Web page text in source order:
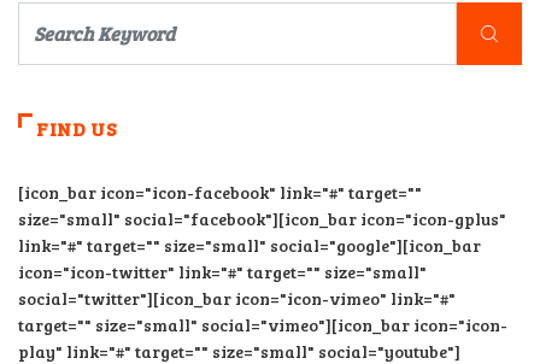
FIND US
[icon_bar icon="icon-facebook" link="#" target=""
size="small" social="facebook"][icon_bar icon="icon-gplus"
link="#" target="" size="small" social="google"][icon_bar
icon="icon-twitter" link="#" target="" size="small"
social="twitter"][icon_bar icon="icon-vimeo" link="#"
target="" size="small" social="vimeo"][icon_bar icon="icon-
play" link="#" target="" size="small" social="youtube"]